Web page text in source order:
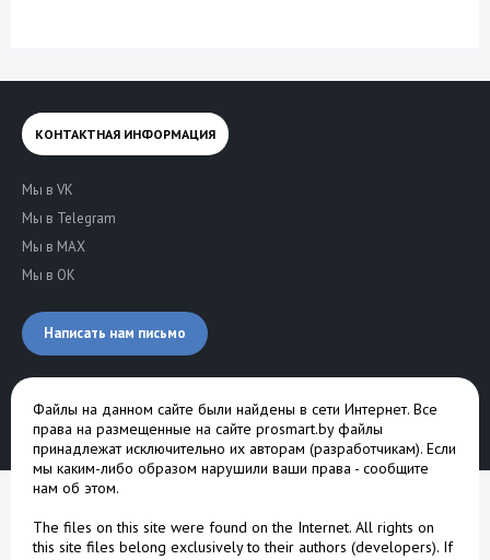
КОНТАКТНАЯ ИНФОРМАЦИЯ
Мы в VK
Мы в Telegram
Мы в MAX
Мы в OK
Написать нам письмо
Файлы на данном сайте были найдены в сети Интернет. Все
права на размещенные на сайте prosmart.by файлы
принадлежат исключительно их авторам (разработчикам). Если
мы каким-либо образом нарушили ваши права - сообщите
нам об этом.
The files on this site were found on the Internet. All rights on
this site files belong exclusively to their authors (developers). If